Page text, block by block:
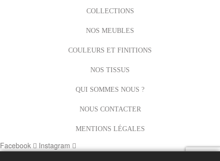
COLLECTIONS
NOS MEUBLES
COULEURS ET FINITIONS
NOS TISSUS
QUI SOMMES NOUS ?
NOUS CONTACTER
MENTIONS LÉGALES
Facebook Instagram